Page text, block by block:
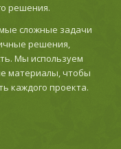
решения.
сложные задачи
решения,
Мы используем
материалы, чтобы
каждого проекта.